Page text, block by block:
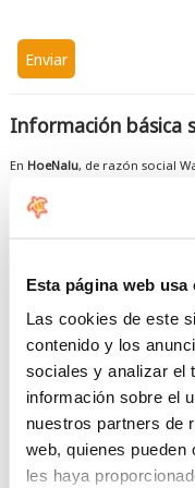
Esta página web usa
Las cookies de este
contenido y los
sociales y analizar el
información sobre el
nuestros partners de
web, quienes pueden
les haya
Información básica
En HoeNalu, de razón social
General 2016/679, de 27 de
Personal.
las personas que se
relacionados, estarán sujetos
tratamiento están
de Waterman Store S.L. y que
Protección de Datos.
Respecto a nuestro
sobre el tratamiento de datos
siguiente: